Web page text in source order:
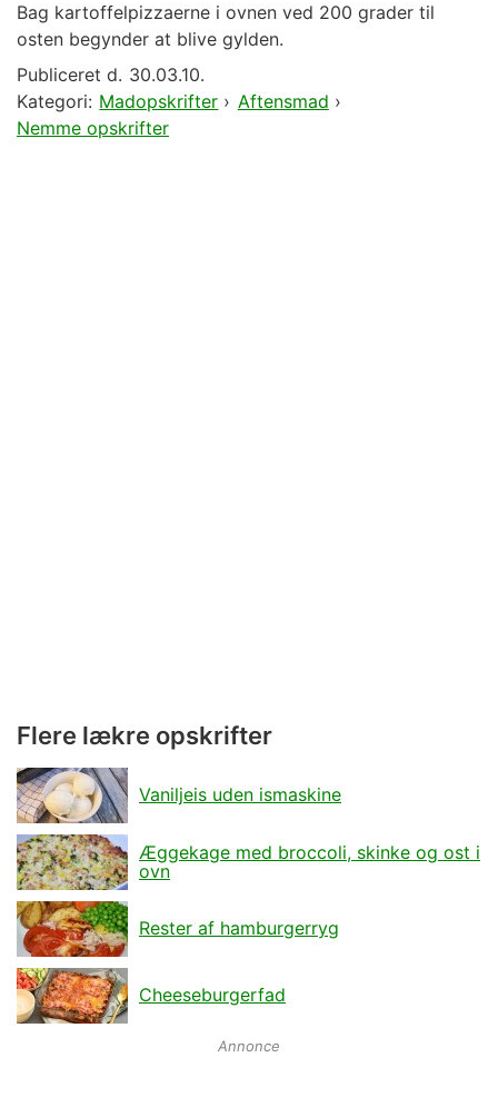
Bag kartoffelpizzaerne i ovnen ved 200 grader til
osten begynder at blive gylden.
Publiceret d. 30.03.10.
Kategori: Madopskrifter › Aftensmad ›
Nemme opskrifter
Flere lækre opskrifter
Vaniljeis uden ismaskine
Æggekage med broccoli, skinke og ost i
ovn
Rester af hamburgerryg
Cheeseburgerfad
Annonce